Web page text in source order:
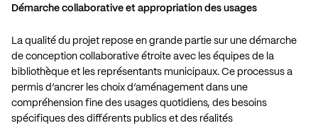
Démarche collaborative et appropriation des usages
La qualité du projet repose en grande partie sur une démarche
de conception collaborative étroite avec les équipes de la
bibliothèque et les représentants municipaux. Ce processus a
permis d’ancrer les choix d’aménagement dans une
compréhension fine des usages quotidiens, des besoins
spécifiques des différents publics et des réalités